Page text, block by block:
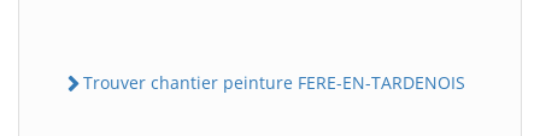
Trouver chantier peinture FERE-EN-TARDENOIS